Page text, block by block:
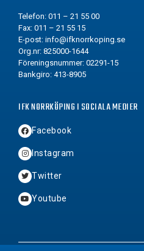
Telefon: 011 – 21 55 00
Fax: 011 – 21 55 15
E-post: info@ifknorrkoping.se
Org.nr: 825000-1644
Föreningsnummer: 02291-15
Bankgiro: 413-8905
IFK NORRKÖPING I SOCIALA MEDIER
Facebook
Instagram
Twitter
Youtube